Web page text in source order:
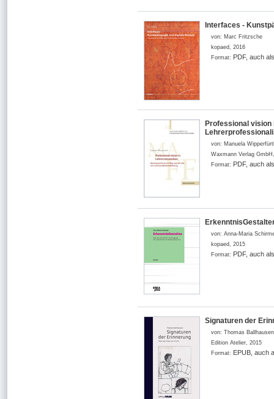
Interfaces -
von: Marc Fritzsche
kopaed, 2016
Format: PDF, auch
Professional vision
von: Manuela
Waxmann Verlag GmbH
Format: PDF, auch
von: Anna-Maria
kopaed, 2015
Format: PDF, auch
Signaturen der
von: Thomas Ballhausen
Edition Atelier, 2015
Format: EPUB, auch